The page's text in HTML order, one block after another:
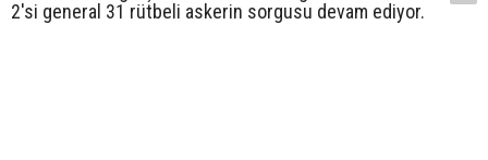
2'si general 31 rütbeli askerin sorgusu devam ediyor.